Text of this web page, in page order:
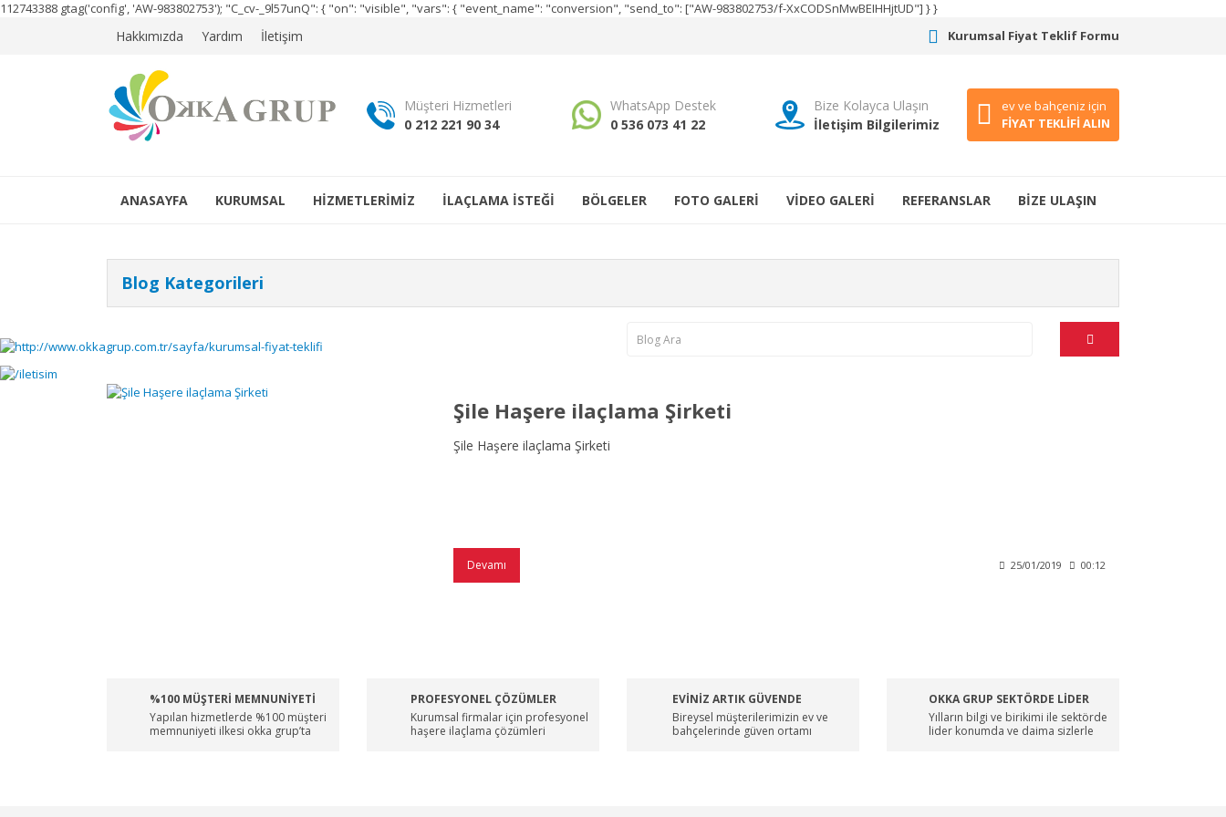
112743388 gtag('config', 'AW-983802753'); "C_cv-_9l57unQ": { "on": "visible", "vars": { "event_name": "conversion", "send_to": ["AW-983802753/f-XxCODSnMwBEIHHjtUD"] } }
Hakkımızda Yardım İletişim Kurumsal Fiyat Teklif Formu
Müşteri Hizmetleri
0 212 221 90 34
WhatsApp Destek
0 536 073 41 22
Bize Kolayca Ulaşın
İletişim Bilgilerimiz
ev ve bahçeniz için
FİYAT TEKLİFİ ALIN
ANASAYFA KURUMSAL HİZMETLERİMİZ İLAÇLAMA İSTEĞİ BÖLGELER FOTO GALERİ VİDEO GALERİ REFERANSLAR BİZE ULAŞIN
Blog Kategorileri
Şile Haşere ilaçlama Şirketi
Şile Haşere ilaçlama Şirketi
Devamı 25/01/2019 00:12
%100 MÜŞTERİ MEMNUNİYETİ
Yapılan hizmetlerde %100 müşteri
memnuniyeti ilkesi okka grup’ta
PROFESYONEL ÇÖZÜMLER
Kurumsal firmalar için profesyonel
haşere ilaçlama çözümleri
EVİNİZ ARTIK GÜVENDE
Bireysel müşterilerimizin ev ve
bahçelerinde güven ortamı
OKKA GRUP SEKTÖRDE LİDER
Yılların bilgi ve birikimi ile sektörde
lider konumda ve daima sizlerle